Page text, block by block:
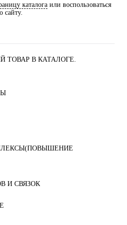
каталога или воспользоваться
сайту.
ТОВАР В КАТАЛОГЕ.
И СВЯЗОК